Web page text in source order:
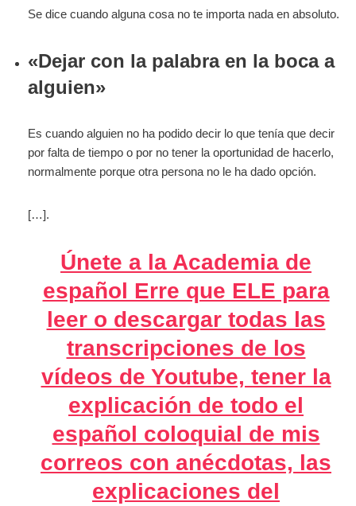
Se dice cuando alguna cosa no te importa nada en absoluto.
«Dejar con la palabra en la boca a
alguien»
Es cuando alguien no ha podido decir lo que tenía que decir
por falta de tiempo o por no tener la oportunidad de hacerlo,
normalmente porque otra persona no le ha dado opción.
[…].
Únete a la Academia de
español Erre que ELE para
leer o descargar todas las
transcripciones de los
vídeos de Youtube, tener la
explicación de todo el
español coloquial de mis
correos con anécdotas, las
explicaciones del